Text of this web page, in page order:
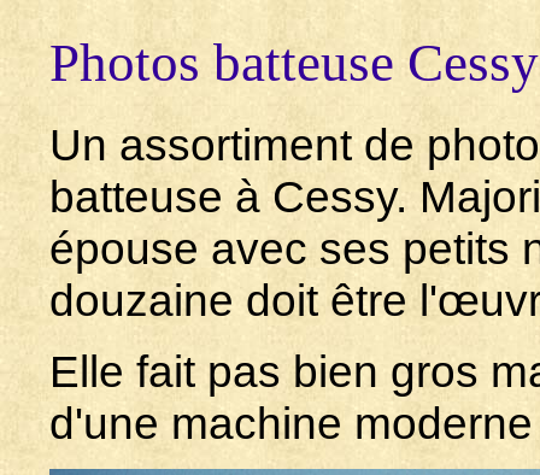
Photos batteuse Cessy
Un assortiment de
batteuse à Cessy.
épouse avec ses petits
douzaine doit être
Elle fait pas bien gros
d'une machine moderne